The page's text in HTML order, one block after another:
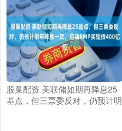
股巢配资 美联储如期再降息25
基点，但三票委反对，仍预计明